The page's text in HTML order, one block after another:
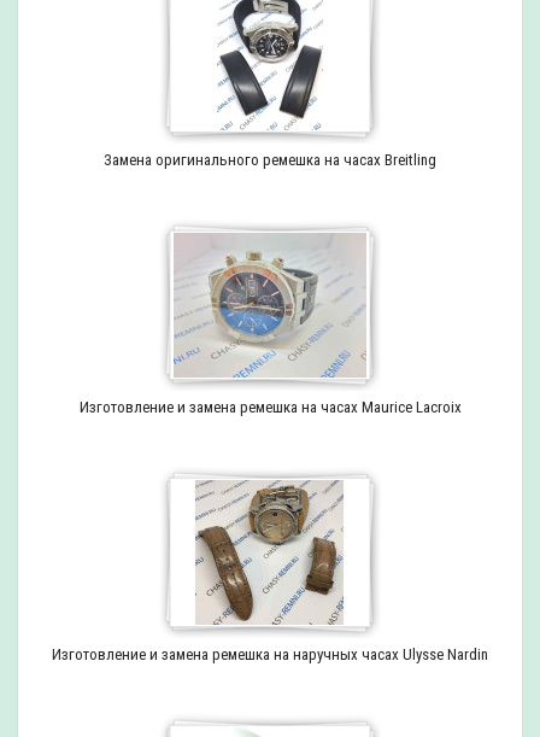
Замена оригинального ремешка на часах Breitling
Изготовление и замена ремешка на часах Maurice Lacroix
Изготовление и замена ремешка на наручных часах Ulysse Nardin